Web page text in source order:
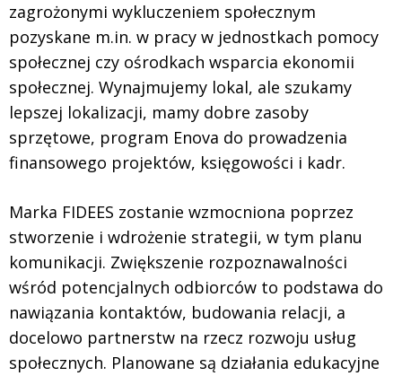
zagrożonymi wykluczeniem społecznym
pozyskane m.in. w pracy w jednostkach pomocy
społecznej czy ośrodkach wsparcia ekonomii
społecznej. Wynajmujemy lokal, ale szukamy
lepszej lokalizacji, mamy dobre zasoby
sprzętowe, program Enova do prowadzenia
finansowego projektów, księgowości i kadr.
Marka FIDEES zostanie wzmocniona poprzez
stworzenie i wdrożenie strategii, w tym planu
komunikacji. Zwiększenie rozpoznawalności
wśród potencjalnych odbiorców to podstawa do
nawiązania kontaktów, budowania relacji, a
docelowo partnerstw na rzecz rozwoju usług
społecznych. Planowane są działania edukacyjne